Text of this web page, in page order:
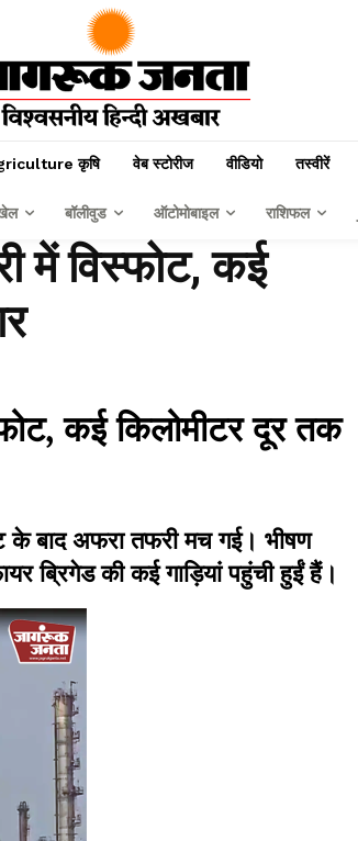
कृषि वेब स्टोरीज वीडियो तस्वीरें
बॉलीवुड ऑटोमोबाइल राशिफल
में विस्फोट, कई
कई किलोमीटर दूर तक
के बाद अफरा तफरी मच गई। भीषण
ब्रिगेड की कई गाड़ियां पहुंची हुईं हैं।